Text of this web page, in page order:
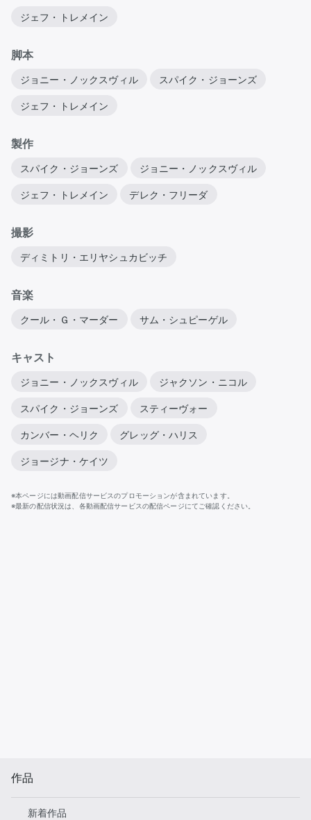
ジェフ・トレメイン
脚本
ジョニー・ノックスヴィル スパイク・ジョーンズ
ジェフ・トレメイン
製作
スパイク・ジョーンズ ジョニー・ノックスヴィル
ジェフ・トレメイン デレク・フリーダ
撮影
ディミトリ・エリヤシュカビッチ
音楽
クール・Ｇ・マーダー サム・シュピーゲル
キャスト
ジョニー・ノックスヴィル ジャクソン・ニコル
スパイク・ジョーンズ スティーヴォー
カンバー・ヘリク グレッグ・ハリス
ジョージナ・ケイツ
※本ページには動画配信サービスのプロモーションが含まれています。
※最新の配信状況は、各動画配信サービスの配信ページにてご確認ください。
作品
新着作品